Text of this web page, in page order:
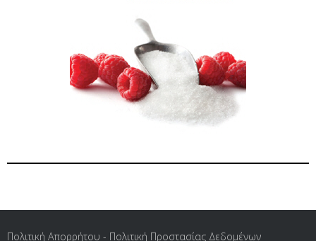
Πολιτική Απορρήτου - Πολιτική Προστασίας Δεδομένων